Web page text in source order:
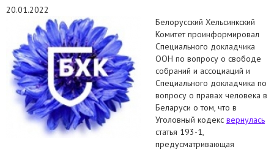
20.01.2022
Белорусский Хельсинкский
Комитет проинформировал
Специального докладчика
ООН по вопросу о свободе
собраний и ассоциаций и
Специального докладчика по
вопросу о правах человека в
Беларуси о том, что в
Уголовный кодекс вернулась
статья 193-1,
предусматривающая